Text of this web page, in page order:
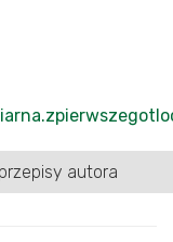
autora